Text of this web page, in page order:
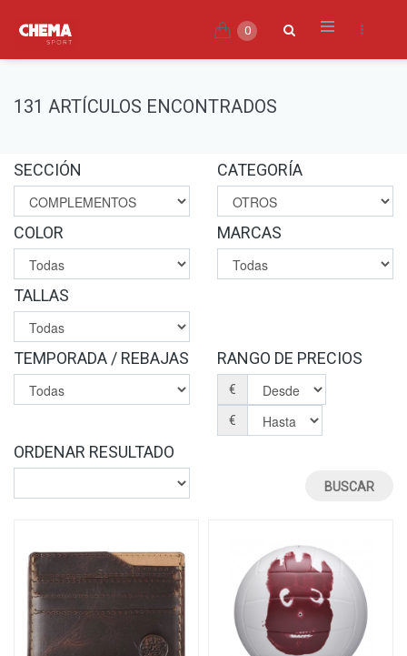
0
131 ARTÍCULOS ENCONTRADOS
SECCIÓN CATEGORÍA
COLOR MARCAS
TALLAS
TEMPORADA / REBAJAS RANGO DE PRECIOS
€
€
ORDENAR RESULTADO